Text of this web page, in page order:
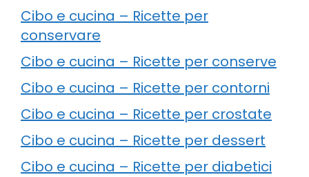
Cibo e cucina – Ricette per
conservare
Cibo e cucina – Ricette per conserve
Cibo e cucina – Ricette per contorni
Cibo e cucina – Ricette per crostate
Cibo e cucina – Ricette per dessert
Cibo e cucina – Ricette per diabetici